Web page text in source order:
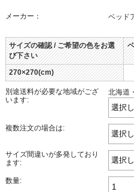
メーカー： ベッド
サイズの確認 / ご希望の色をお選
び下さい
270×270(cm)
別途送料が必要な地域がござ
います:
北海道
複数注文の場合は:
サイズ間違いが多発しており
ます:
数量: